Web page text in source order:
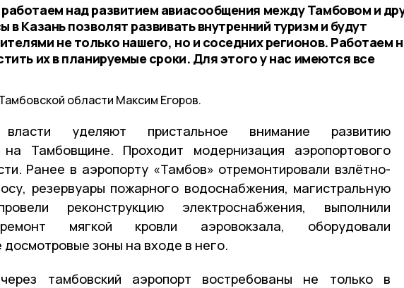
над развитием авиасообщения между Тамбовом и
в Казань позволят развивать внутренний туризм и будут
не только нашего, но и соседних регионов. Работаем
их в планируемые сроки. Для этого у нас имеются все
области Максим Егоров.
власти уделяют пристальное внимание развитию
на Тамбовщине. Проходит модернизация аэропортового
Ранее в аэропорту «Тамбов» отремонтировали взлётно-
резервуары пожарного водоснабжения, магистральную
реконструкцию электроснабжения, выполнили
мягкой кровли аэровокзала, оборудовали
зоны на входе в него.
через тамбовский аэропорт востребованы не только в